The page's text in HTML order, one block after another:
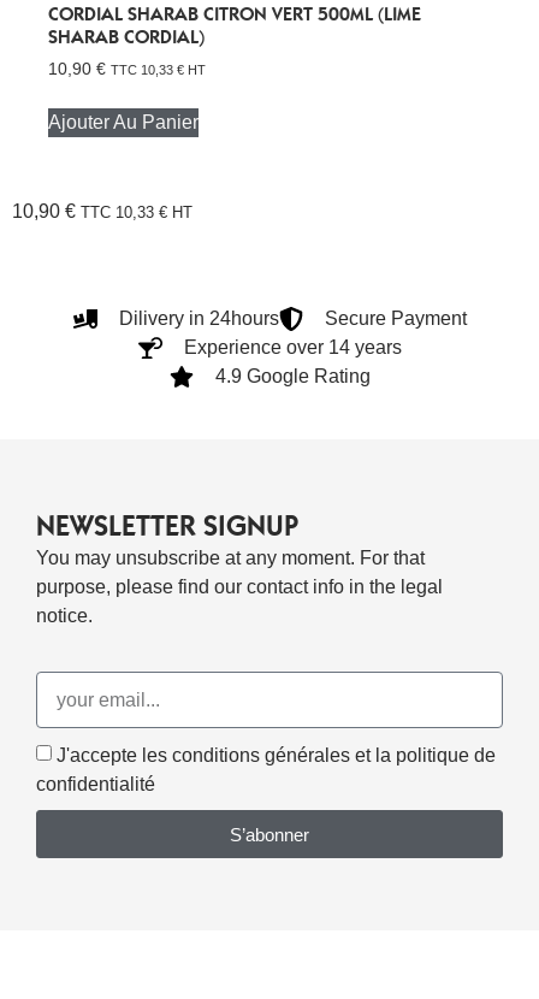
CORDIAL SHARAB CITRON VERT 500ML (LIME
SHARAB CORDIAL)
10,90 € TTC 10,33 € HT
Ajouter Au Panier
10,90 € TTC 10,33 € HT
Dilivery in 24hours
Secure Payment
Experience over 14 years
4.9 Google Rating
NEWSLETTER SIGNUP
You may unsubscribe at any moment. For that
purpose, please find our contact info in the legal
notice.
J'accepte les conditions générales et la politique de
confidentialité
S’abonner